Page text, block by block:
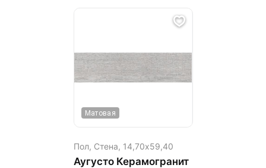
Матовая
Пол, Стена, 14,70х59,40
Аугусто Керамогранит